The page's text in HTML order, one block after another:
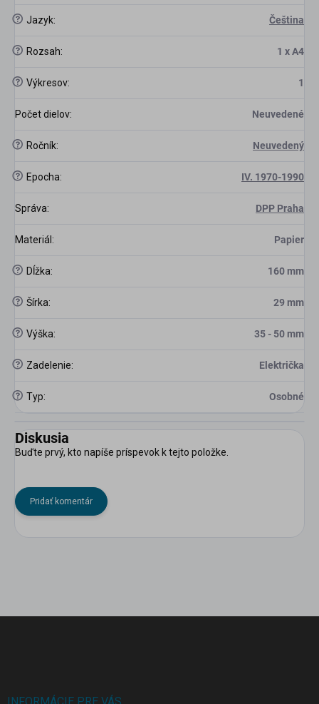
? Jazyk: Čeština
? Rozsah: 1 x A4
? Výkresov: 1
Počet dielov: Neuvedené
? Ročník: Neuvedený
? Epocha: IV. 1970-1990
Správa: DPP Praha
Materiál : Papier
? Dĺžka: 160 mm
? Šírka: 29 mm
? Výška: 35 - 50 mm
? Zadelenie: Električka
? Typ: Osobné
Diskusia
Buďte prvý, kto napíše príspevok k tejto položke.
Pridať komentár